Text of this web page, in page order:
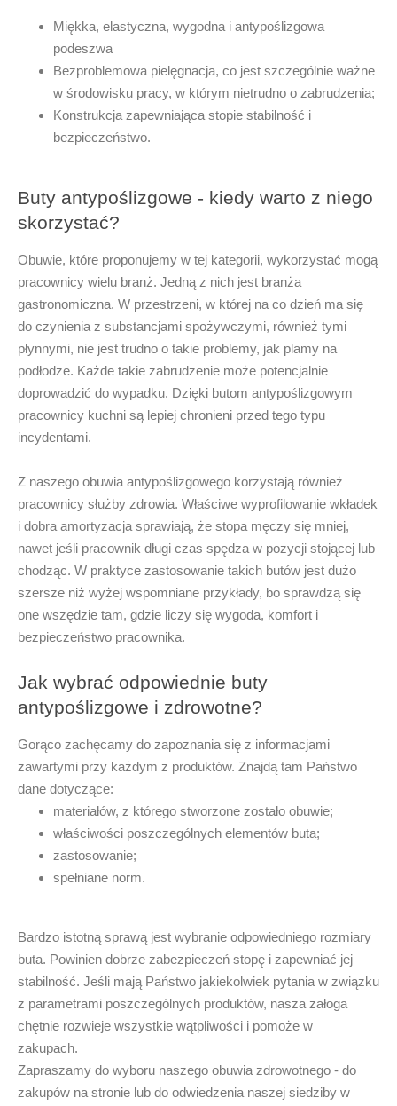
Miękka, elastyczna, wygodna i antypoślizgowa
podeszwa
Bezproblemowa pielęgnacja, co jest szczególnie ważne
w środowisku pracy, w którym nietrudno o zabrudzenia;
Konstrukcja zapewniająca stopie stabilność i
bezpieczeństwo.
Buty antypoślizgowe - kiedy warto z niego
skorzystać?
Obuwie, które proponujemy w tej kategorii, wykorzystać mogą
pracownicy wielu branż. Jedną z nich jest branża
gastronomiczna. W przestrzeni, w której na co dzień ma się
do czynienia z substancjami spożywczymi, również tymi
płynnymi, nie jest trudno o takie problemy, jak plamy na
podłodze. Każde takie zabrudzenie może potencjalnie
doprowadzić do wypadku. Dzięki butom antypoślizgowym
pracownicy kuchni są lepiej chronieni przed tego typu
incydentami.
Z naszego obuwia antypoślizgowego korzystają również
pracownicy służby zdrowia. Właściwe wyprofilowanie wkładek
i dobra amortyzacja sprawiają, że stopa męczy się mniej,
nawet jeśli pracownik długi czas spędza w pozycji stojącej lub
chodząc. W praktyce zastosowanie takich butów jest dużo
szersze niż wyżej wspomniane przykłady, bo sprawdzą się
one wszędzie tam, gdzie liczy się wygoda, komfort i
bezpieczeństwo pracownika.
Jak wybrać odpowiednie buty
antypoślizgowe i zdrowotne?
Gorąco zachęcamy do zapoznania się z informacjami
zawartymi przy każdym z produktów. Znajdą tam Państwo
dane dotyczące:
materiałów, z którego stworzone zostało obuwie;
właściwości poszczególnych elementów buta;
zastosowanie;
spełniane norm.
Bardzo istotną sprawą jest wybranie odpowiedniego rozmiary
buta. Powinien dobrze zabezpieczeń stopę i zapewniać jej
stabilność. Jeśli mają Państwo jakiekolwiek pytania w związku
z parametrami poszczególnych produktów, nasza załoga
chętnie rozwieje wszystkie wątpliwości i pomoże w
zakupach.
Zapraszamy do wyboru naszego obuwia zdrowotnego - do
zakupów na stronie lub do odwiedzenia naszej siedziby w